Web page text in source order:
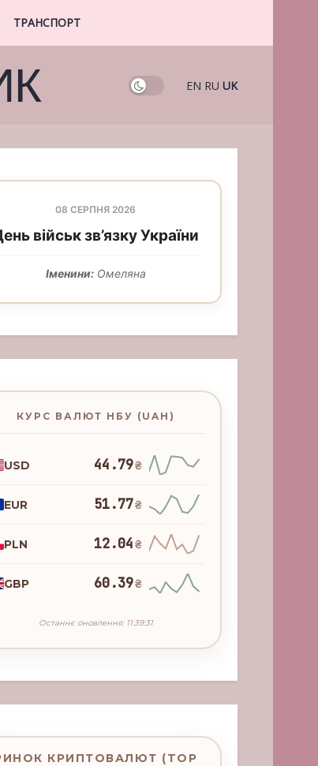
ТРАНСПОРТ
EN RU UK
08 СЕРПНЯ 2026
військ зв’язку України
Іменини:Омеляна
КУРС ВАЛЮТ НБУ (UAH)
USD 44.79₴
EUR 51.77₴
PLN 12.04₴
GBP 60.39₴
Останнє оновлення: 11:39:31
КРИПТОВАЛЮТ (TOP